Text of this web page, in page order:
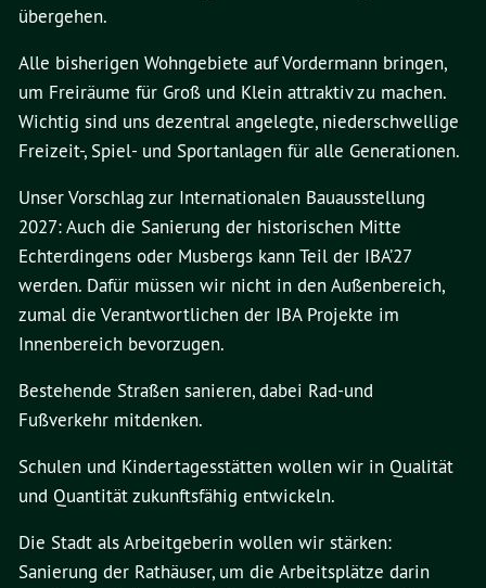
übergehen.
Alle bisherigen Wohngebiete auf Vordermann bringen,
um Freiräume für Groß und Klein attraktiv zu machen.
Wichtig sind uns dezentral angelegte, niederschwellige
Freizeit-, Spiel- und Sportanlagen für alle Generationen.
Unser Vorschlag zur Internationalen Bauausstellung
2027: Auch die Sanierung der historischen Mitte
Echterdingens oder Musbergs kann Teil der IBA’27
werden. Dafür müssen wir nicht in den Außenbereich,
zumal die Verantwortlichen der IBA Projekte im
Innenbereich bevorzugen.
Bestehende Straßen sanieren, dabei Rad-und
Fußverkehr mitdenken.
Schulen und Kindertagesstätten wollen wir in Qualität
und Quantität zukunftsfähig entwickeln.
Die Stadt als Arbeitgeberin wollen wir stärken:
Sanierung der Rathäuser, um die Arbeitsplätze darin